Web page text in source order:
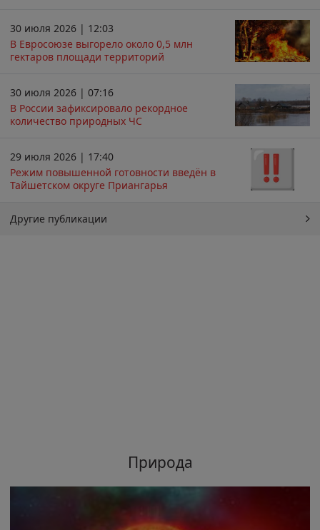
30 июля 2026 | 12:03
В Евросоюзе выгорело около 0,5 млн
гектаров площади территорий
30 июля 2026 | 07:16
В России зафиксировало рекордное
количество природных ЧС
29 июля 2026 | 17:40
Режим повышенной готовности введён в
Тайшетском округе Приангарья
Другие публикации
Природа